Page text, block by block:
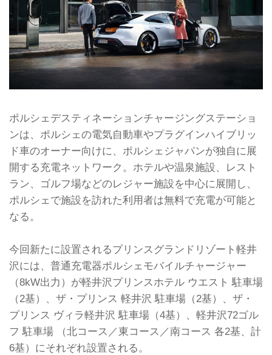
ポルシェデスティネーションチャージングステーショ
ンは、ポルシェの電気自動車やプラグインハイブリッ
ド車のオーナー向けに、ポルシェジャパンが独自に展
開する充電ネットワーク。ホテルや温泉施設、レスト
ラン、ゴルフ場などのレジャー施設を中心に展開し、
ポルシェで施設を訪れた利用者は無料で充電が可能と
なる。
今回新たに設置されるプリンスグランドリゾート軽井
沢には、普通充電器ポルシェモバイルチャージャー
（8kW出力）が軽井沢プリンスホテル ウエスト 駐車場
（2基）、ザ・プリンス 軽井沢 駐車場（2基）、ザ・
プリンス ヴィラ軽井沢 駐車場（4基）、軽井沢72ゴル
フ 駐車場 （北コース／東コース／南コース 各2基、計
6基）にそれぞれ設置される。